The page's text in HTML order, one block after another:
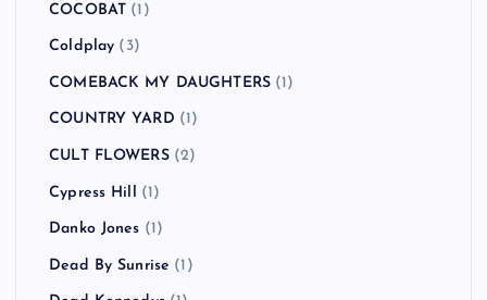
COCOBAT (1)
Coldplay (3)
COMEBACK MY DAUGHTERS (1)
COUNTRY YARD (1)
CULT FLOWERS(2)
Cypress Hill (1)
Danko Jones (1)
Dead By Sunrise (1)